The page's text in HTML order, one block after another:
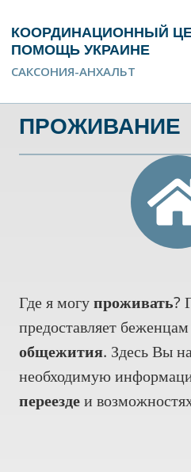
содержимому
КООРДИНАЦИОННЫЙ
ПОМОЩЬ УКРАИНЕ
САКСОНИЯ-АНХАЛЬТ
ПРОЖИВАНИЕ
Где я могупроживать?
предоставляет беженцам
общежития. Здесь Вы
необходимую
переездеи